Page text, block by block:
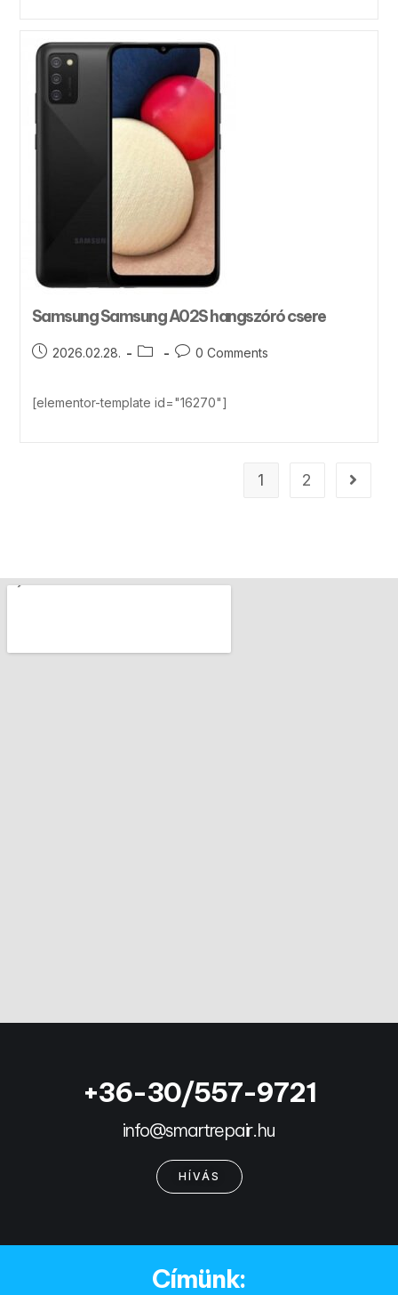
Samsung Samsung A02S hangszóró csere
2026.02.28. 0 Comments
[elementor-template id="16270"]
1 2
+36-30/557-9721
info@smartrepair.hu
HÍVÁS
Címünk: